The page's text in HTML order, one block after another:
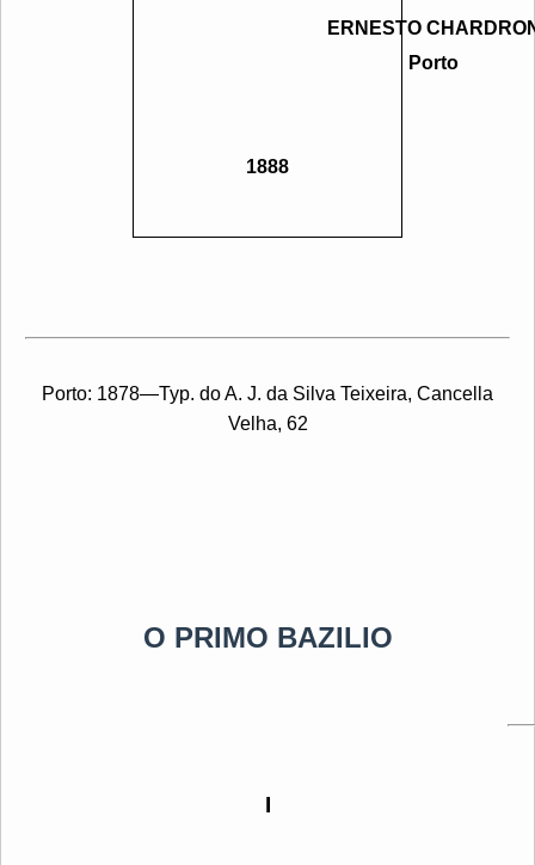
ERNESTO
Porto
1888
Porto: 1878—Typ. do A. J. da Silva Teixeira, Cancella
Velha, 62
O PRIMO BAZILIO
I